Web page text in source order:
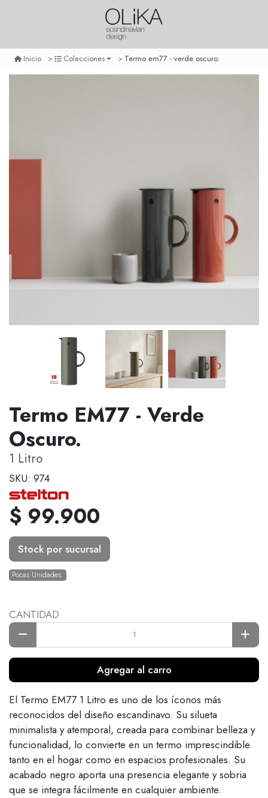
Inicio Colecciones Termo em77 - verde oscuro.
Termo EM77 - Verde
Oscuro.
1 Litro
SKU: 974
$ 99.900
Stock por sucursal
Pocas Unidades.
CANTIDAD
Agregar al carro
El Termo EM77 1 Litro es uno de los íconos más
reconocidos del diseño escandinavo. Su silueta
minimalista y atemporal, creada para combinar belleza y
funcionalidad, lo convierte en un termo imprescindible
tanto en el hogar como en espacios profesionales. Su
acabado negro aporta una presencia elegante y sobria
que se integra fácilmente en cualquier ambiente.